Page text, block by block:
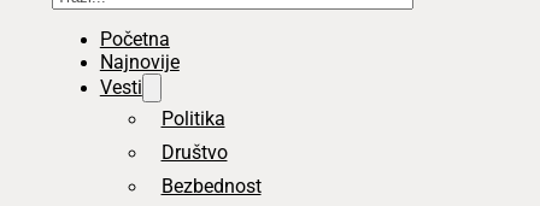
Početna
Najnovije
Vesti
Politika
Društvo
Bezbednost